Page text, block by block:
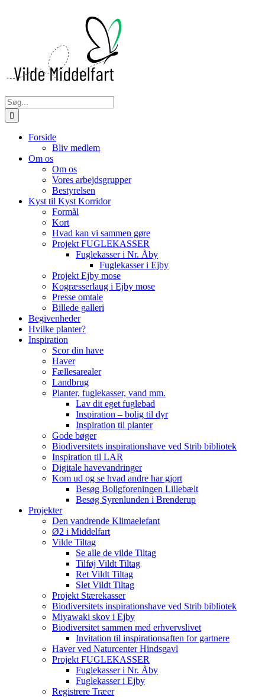
Søg
efter:
Forside
Bliv medlem
Om os
Om os
Vores arbejdsgrupper
Bestyrelsen
Kyst til Kyst Korridor
Formål
Kort
Hvad kan vi sammen gøre
Projekt FUGLEKASSER
Fuglekasser i Nr. Åby
Fuglekasser i Ejby
Projekt Ejby mose
Kogræsserlaug i Ejby mose
Presse omtale
Billede galleri
Begivenheder
Hvilke planter?
Inspiration
Scor din have
Haver
Fællesarealer
Landbrug
Planter, fuglekasser, vand mm.
Lav dit eget fuglebad
Inspiration – bolig til dyr
Inspiration til planter
Gode bøger
Biodiversitets inspirationshave ved Strib bibliotek
Inspiration til LAR
Digitale havevandringer
Kom ud og se hvad andre har gjort
Besøg Boligforeningen Lillebælt
Besøg Syrenlunden i Brenderup
Projekter
Den vandrende Klimaelefant
Ø2 i Middelfart
Vilde Tiltag
Se alle de vilde Tiltag
Tilføj Vildt Tiltag
Ret Vildt Tiltag
Slet Vildt Tiltag
Projekt Stærekasser
Biodiversitets inspirationshave ved Strib bibliotek
Miyawaki skov i Ejby
Biodiversitet sammen med erhvervslivet
Invitation til inspirationsaften for gartnere
Haver ved Naturcenter Hindsgavl
Projekt FUGLEKASSER
Fuglekasser i Nr. Åby
Fuglekasser i Ejby
Registrere Træer